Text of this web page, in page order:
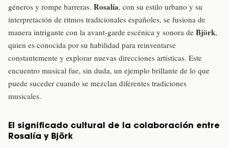
géneros y rompe barreras. Rosalía, con su estilo urbano y su
interpretación de ritmos tradicionales españoles, se fusiona de
manera intrigante con la avant-garde escénica y sonora de Björk,
quien es conocida por su habilidad para reinventarse
constantemente y explorar nuevas direcciones artísticas. Este
encuentro musical fue, sin duda, un ejemplo brillante de lo que
puede suceder cuando se mezclan diferentes tradiciones
musicales.
El significado cultural de la colaboración entre
Rosalía y Björk